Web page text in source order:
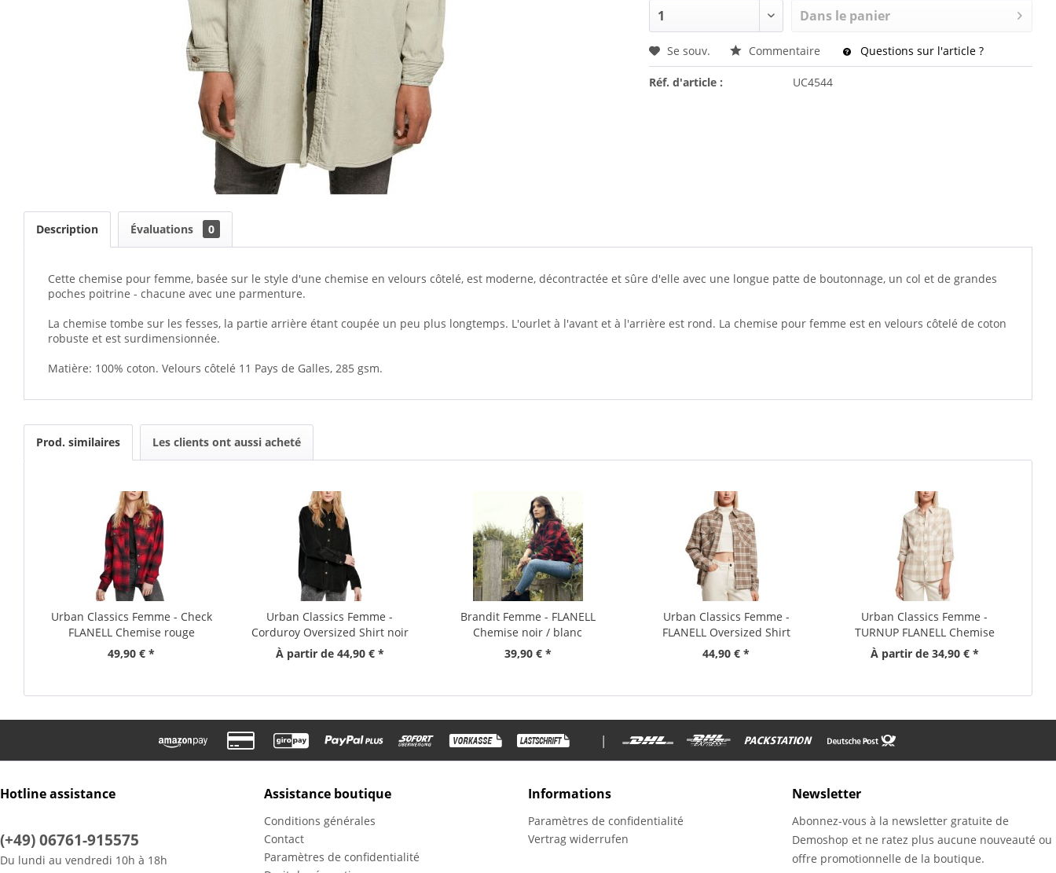
Dans le panier
Se souv. Commentaire Questions sur l'article ?
Réf. d'article : UC4544
Description Évaluations 0
Cette chemise pour femme, basée sur le style d'une chemise en velours côtelé, est moderne, décontractée et sûre d'elle avec une longue patte de boutonnage, un col et de grandes
poches poitrine - chacune avec une parmenture.
La chemise tombe sur les fesses, la partie arrière étant coupée un peu plus longtemps. L'ourlet à l'avant et à l'arrière est rond. La chemise pour femme est en velours côtelé de coton
robuste et est surdimensionnée.
Matière: 100% coton. Velours côtelé 11 Pays de Galles, 285 gsm.
Prod. similaires Les clients ont aussi acheté
Urban Classics Femme - Check
FLANELL Chemise rouge
49,90 € *
Urban Classics Femme -
Corduroy Oversized Shirt noir
À partir de 44,90 € *
Brandit Femme - FLANELL
Chemise noir / blanc
39,90 € *
Urban Classics Femme -
FLANELL Oversized Shirt
44,90 € *
Urban Classics Femme -
TURNUP FLANELL Chemise
violet
À partir de 34,90 € *
|
Hotline assistance
(+49) 06761-915575
Du lundi au vendredi 10h à 18h
Assistance boutique
Conditions générales
Contact
Paramètres de confidentialité
Informations
Paramètres de confidentialité
Vertrag widerrufen
Newsletter
Abonnez-vous à la newsletter gratuite de
Demoshop et ne ratez plus aucune nouveauté ou
offre promotionnelle de la boutique.